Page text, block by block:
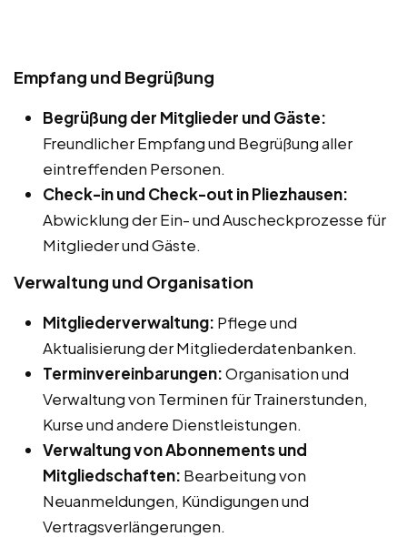
Empfang und Begrüßung
Begrüßung der Mitglieder und Gäste:
Freundlicher Empfang und Begrüßung aller
eintreffenden Personen.
Check-in und Check-out in Pliezhausen:
Abwicklung der Ein- und Auscheckprozesse für
Mitglieder und Gäste.
Verwaltung und Organisation
Mitgliederverwaltung: Pflege und
Aktualisierung der Mitgliederdatenbanken.
Terminvereinbarungen:Organisation und
Verwaltung von Terminen für Trainerstunden,
Kurse und andere Dienstleistungen.
Verwaltung von Abonnements und
Mitgliedschaften: Bearbeitung von
Neuanmeldungen, Kündigungen und
Vertragsverlängerungen.